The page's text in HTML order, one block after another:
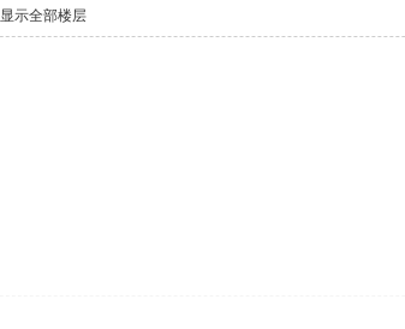
显示全部楼层